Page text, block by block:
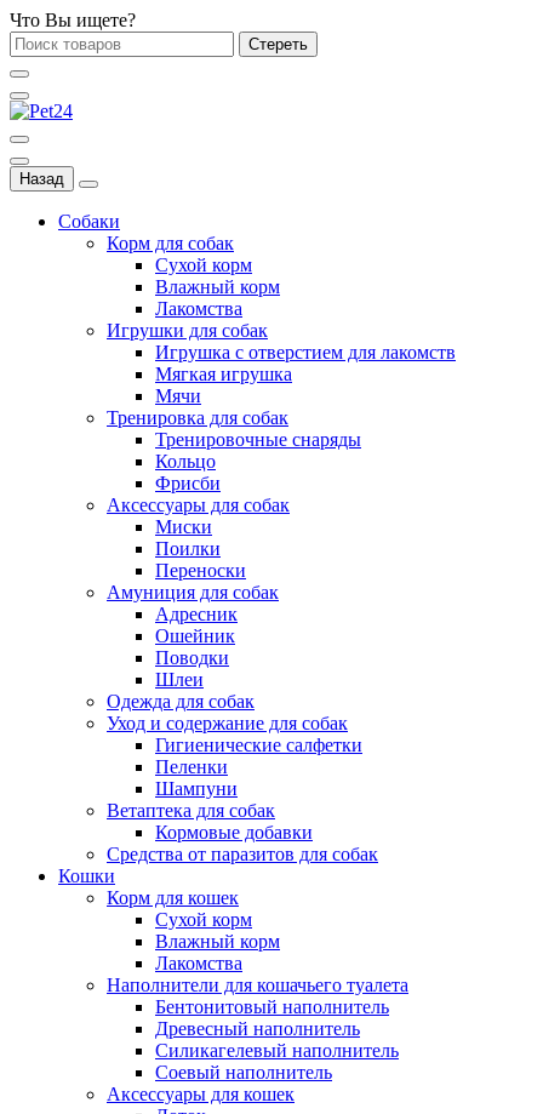
Что Вы ищете?
Стереть
Назад
Собаки
Корм для собак
Сухой корм
Влажный корм
Лакомства
Игрушки для собак
Игрушка с отверстием для лакомств
Мягкая игрушка
Мячи
Тренировка для собак
Тренировочные снаряды
Кольцо
Фрисби
Аксессуары для собак
Миски
Поилки
Переноски
Амуниция для собак
Адресник
Ошейник
Поводки
Шлеи
Одежда для собак
Уход и содержание для собак
Гигиенические салфетки
Пеленки
Шампуни
Ветаптека для собак
Кормовые добавки
Средства от паразитов для собак
Кошки
Корм для кошек
Сухой корм
Влажный корм
Лакомства
Наполнители для кошачьего туалета
Бентонитовый наполнитель
Древесный наполнитель
Силикагелевый наполнитель
Соевый наполнитель
Аксессуары для кошек